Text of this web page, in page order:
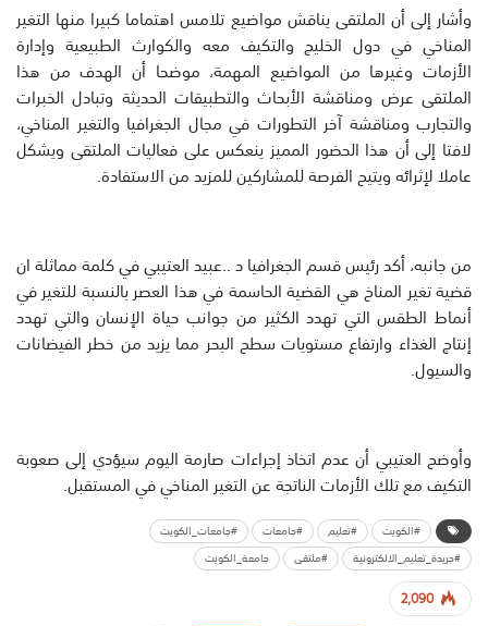
وأشار إلى أن الملتقى يناقش مواضيع تلامس اهتماما كبيرا منها التغير
المناخي في دول الخليج والتكيف معه والكوارث الطبيعية وإدارة
الأزمات وغيرها من المواضيع المهمة، موضحا أن الهدف من هذا
الملتقى عرض ومناقشة الأبحاث والتطبيقات الحديثة وتبادل الخبرات
والتجارب ومناقشة آخر التطورات في مجال الجغرافيا والتغير المناخي،
لافتا إلى أن هذا الحضور المميز ينعكس على فعاليات الملتقى ويشكل
عاملا لإثرائه ويتيح الفرصة للمشاركين للمزيد من الاستفادة.
من جانبه، أكد رئيس قسم الجغرافيا د ..عبيد العتيبي في كلمة مماثلة ان
قضية تغير المناخ هي القضية الحاسمة في هذا العصر بالنسبة للتغير في
أنماط الطقس التي تهدد الكثير من جوانب حياة الإنسان والتي تهدد
إنتاج الغذاء وارتفاع مستويات سطح البحر مما يزيد من خطر الفيضانات
والسيول.
وأوضح العتيبي أن عدم اتخاذ إجراءات صارمة اليوم سيؤدي إلى صعوبة
التكيف مع تلك الأزمات الناتجة عن التغير المناخي في المستقبل.
#الكويت #تعليم #جامعات
#جامعات_الكويت
#جريدة_تعليم_الالكترونية
#ملتقى جامعة_الكويت
2,090